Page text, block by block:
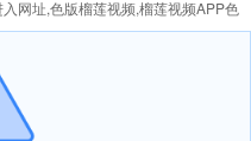
网址,色版榴莲视频,榴莲视频APP色